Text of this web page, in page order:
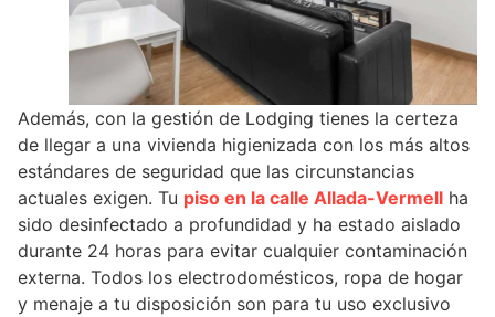
Además, con la gestión de Lodging tienes la certeza
de llegar a una vivienda higienizada con los más altos
estándares de seguridad que las circunstancias
actuales exigen. Tu piso en la calle Allada-Vermell ha
sido desinfectado a profundidad y ha estado aislado
durante 24 horas para evitar cualquier contaminación
externa. Todos los electrodomésticos, ropa de hogar
y menaje a tu disposición son para tu uso exclusivo